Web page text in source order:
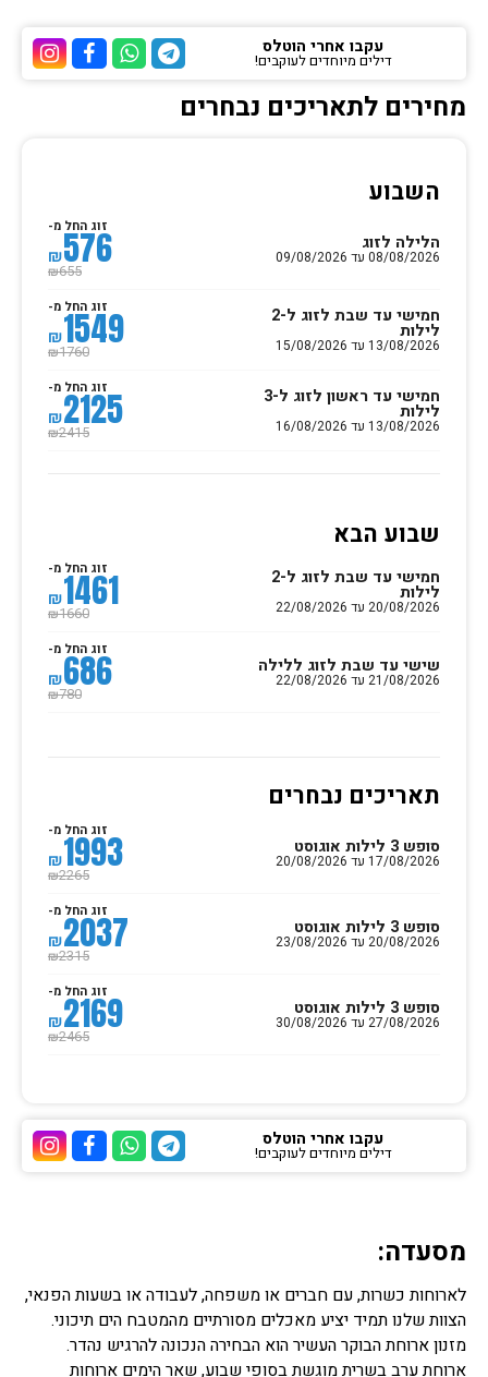
ערוץ ערוץ
ערוץ הוואטסאפ של
ערוץ הטלגרם של הוטלס
עקבו אחרי הוטלס
דילים מיוחדים לעוקבים!
מחירים לתאריכים נבחרים
השבוע
הלילה לזוג
08/08/2026 עד 09/08/2026
זוג החל מ-
₪576
₪655
חמישי עד שבת לזוג ל-2
לילות
13/08/2026 עד 15/08/2026
זוג החל מ-
₪1549
₪1760
חמישי עד ראשון לזוג ל-3
לילות
13/08/2026 עד 16/08/2026
זוג החל מ-
₪2125
₪2415
שבוע הבא
חמישי עד שבת לזוג ל-2
לילות
20/08/2026 עד 22/08/2026
זוג החל מ-
₪1461
₪1660
שישי עד שבת לזוג ללילה
21/08/2026 עד 22/08/2026
זוג החל מ-
₪686
₪780
תאריכים נבחרים
סופש 3 לילות אוגוסט
17/08/2026 עד 20/08/2026
זוג החל מ-
₪1993
₪2265
סופש 3 לילות אוגוסט
20/08/2026 עד 23/08/2026
זוג החל מ-
₪2037
₪2315
סופש 3 לילות אוגוסט
27/08/2026 עד 30/08/2026
זוג החל מ-
₪2169
₪2465
ערוץ ערוץ
ערוץ הוואטסאפ של
ערוץ הטלגרם של הוטלס
עקבו אחרי הוטלס
דילים מיוחדים לעוקבים!
מסעדה:
לארוחות כשרות, עם חברים או משפחה, לעבודה או בשעות הפנאי,
הצוות שלנו תמיד יציע מאכלים מסורתיים מהמטבח הים תיכוני.
מזנון ארוחת הבוקר העשיר הוא הבחירה הנכונה להרגיש נהדר.
ארוחת ערב בשרית מוגשת בסופי שבוע, שאר הימים ארוחות